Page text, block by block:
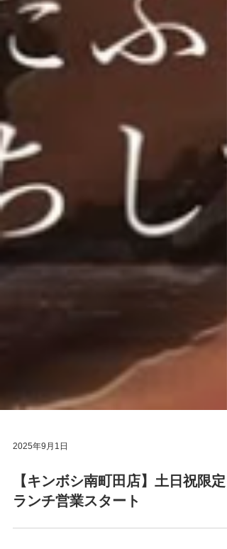
2025年9月1日
【キンボシ南町田店】土日祝限定
ランチ営業スタート